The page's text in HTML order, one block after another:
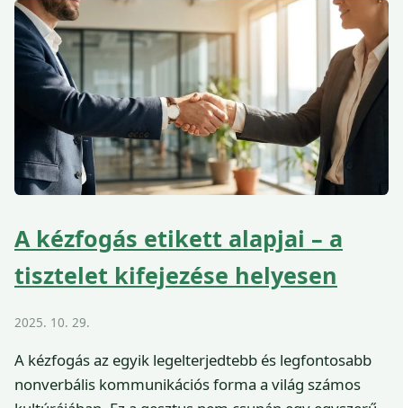
A kézfogás etikett alapjai – a
tisztelet kifejezése helyesen
2025. 10. 29.
A kézfogás az egyik legelterjedtebb és legfontosabb
nonverbális kommunikációs forma a világ számos